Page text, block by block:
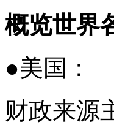
概览世界
●美国：
财政来源